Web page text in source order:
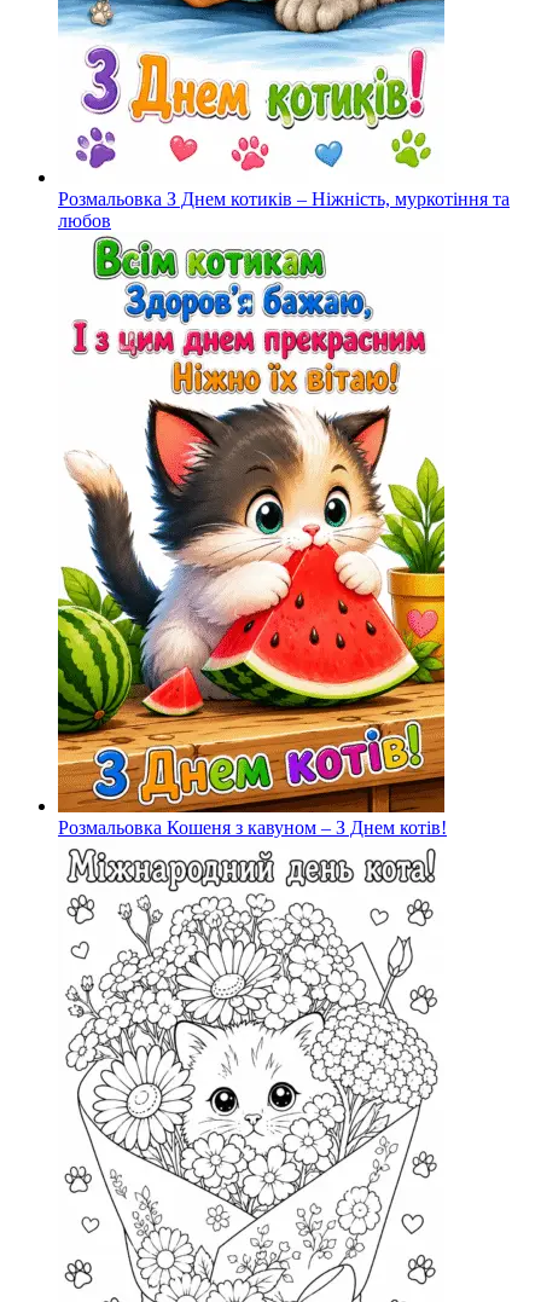
Розмальовка З Днем котиків – Ніжність, муркотіння та
любов
Розмальовка Кошеня з кавуном – З Днем котів!